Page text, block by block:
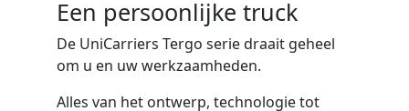
Een persoonlijke truck
De UniCarriers Tergo serie draait geheel
om u en uw werkzaamheden.
Alles van het ontwerp, technologie tot